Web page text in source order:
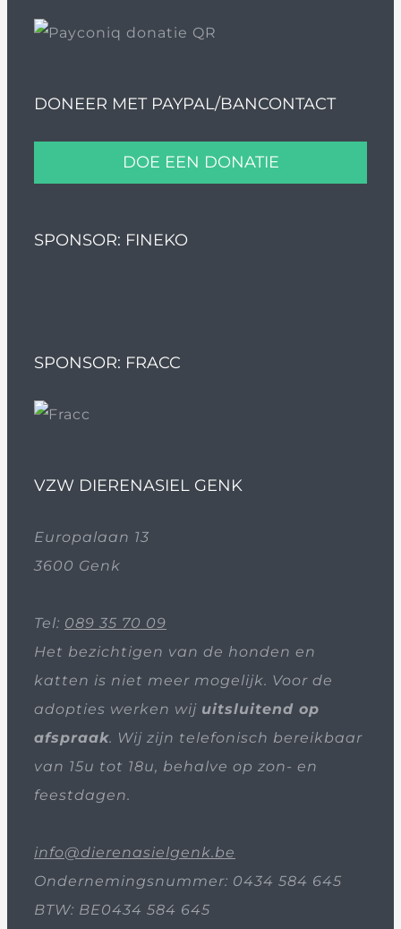
DONEER MET PAYPAL/BANCONTACT
DOE EEN DONATIE
SPONSOR: FINEKO
SPONSOR: FRACC
VZW DIERENASIEL GENK
Europalaan 13
3600 Genk
Tel: 089 35 70 09
Het bezichtigen van de honden en
katten is niet meer mogelijk. Voor de
adopties werken wij uitsluitend op
afspraak. Wij zijn telefonisch bereikbaar
van 15u tot 18u, behalve op zon- en
feestdagen.
info@dierenasielgenk.be
Ondernemingsnummer: 0434 584 645
BTW: BE0434 584 645